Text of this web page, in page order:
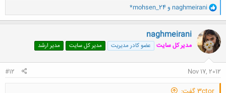
و
ا
ک
ن
ش
ه
ا
naghmeirani و *mohsen_24
naghmeirani
مدیر کل سایت عضو کادر مدیریت مدیر کل سایت مدیر ارشد
Nov 17, 2012
#12